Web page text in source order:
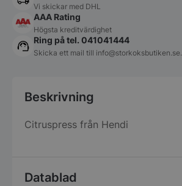
Vi skickar med DHL
AAA Rating
Högsta kreditvärdighet
Ring på tel. 041041444
Skicka ett mail till info@storkoksbutiken.se.
Beskrivning
Citruspress från Hendi
Datablad